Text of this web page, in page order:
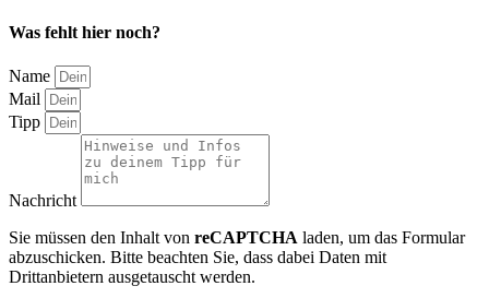
Was fehlt hier noch?
Name
Mail
Tipp
Nachricht
Sie müssen den Inhalt von reCAPTCHA laden, um das Formular
abzuschicken. Bitte beachten Sie, dass dabei Daten mit
Drittanbietern ausgetauscht werden.